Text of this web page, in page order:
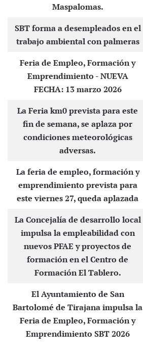
Maspalomas.
SBT forma a desempleados en el
trabajo ambiental con palmeras
Feria de Empleo, Formación y
Emprendimiento - NUEVA
FECHA: 13 marzo 2026
La Feria km0 prevista para este
fin de semana, se aplaza por
condiciones meteorológicas
adversas.
La feria de empleo, formación y
emprendimiento prevista para
este viernes 27, queda aplazada
La Concejalía de desarrollo local
impulsa la empleabilidad con
nuevos PFAE y proyectos de
formación en el Centro de
Formación El Tablero.
El Ayuntamiento de San
Bartolomé de Tirajana impulsa la
Feria de Empleo, Formación y
Emprendimiento SBT 2026